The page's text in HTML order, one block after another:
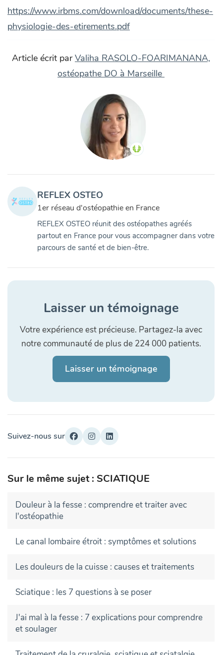
https://www.irbms.com/download/documents/these-
physiologie-des-etirements.pdf
Article écrit parValiha RASOLO-FOARIMANANA,
ostéopathe DO à Marseille
REFLEX OSTEO
1er réseau d'ostéopathie en France
REFLEX OSTEO réunit des ostéopathes agréés
partout en France pour vous accompagner dans votre
parcours de santé et de bien-être.
Laisser un témoignage
Votre expérience est précieuse. Partagez-la avec
notre communauté de plus de 224 000 patients.
Laisser un témoignage
Suivez-nous sur
Sur le même sujet : SCIATIQUE
Douleur à la fesse : comprendre et traiter avec
l'ostéopathie
Le canal lombaire étroit : symptômes et solutions
Les douleurs de la cuisse : causes et traitements
Sciatique : les 7 questions à se poser
J'ai mal à la fesse : 7 explications pour comprendre
et soulager